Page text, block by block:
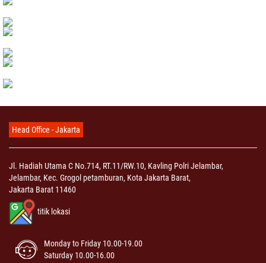
Head Office - Jakarta
Jl. Hadiah Utama C No.714, RT.11/RW.10, Kavling Polri Jelambar,
Jelambar, Kec. Grogol petamburan, Kota Jakarta Barat,
Jakarta Barat 11460
titik lokasi
Monday to Friday 10.00-19.00
Saturday 10.00-16.00